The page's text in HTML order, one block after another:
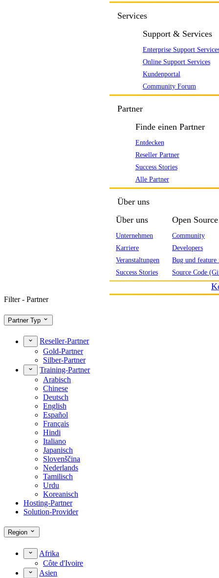
Services
Support & Services
Enterprise Support
Online Support Services
Kundenportal
Community Forum
Partner
Finde einen Partner
Entdecken
Reseller Partner
Success Stories
Alle Partner
Über uns
Über uns
Unternehmen
Karriere
Veranstaltungen
Success Stories
Open Source
Community
Developers
Bug und feature
Source Code
Filter - Partner
Partner Typ
Reseller-Partner
Gold-Partner
Silber-Partner
Training-Partner
Arabisch
Chinese
Deutsch
English
Español
Français
Hindi
Italiano
Japanisch
Slovenščina
Nederlands
Tamilisch
Urdu
Koreanisch
Hosting-Partner
Solution-Provider
Region
Afrika
Côte d'Ivoire
Asien